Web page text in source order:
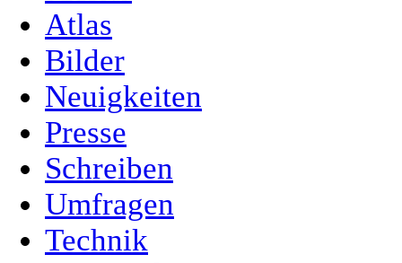
Atlas
Bilder
Neuigkeiten
Presse
Schreiben
Umfragen
Technik